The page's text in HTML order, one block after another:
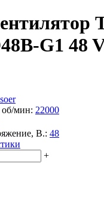
G1 48
об/мин: 22000
В.: 48
+